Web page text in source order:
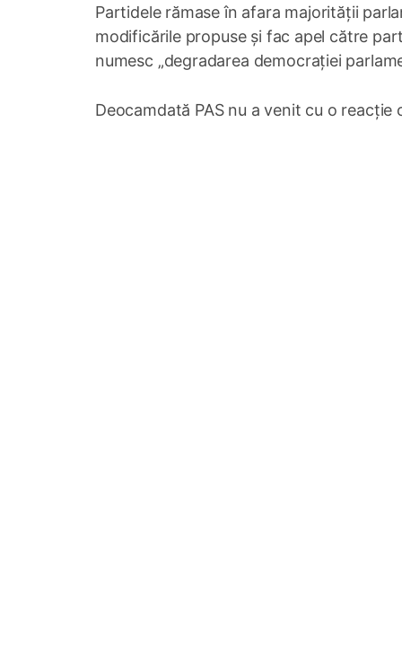
Partidele rămase în afara majorității
modificările propuse și fac apel către
numesc „degradarea democrației
Deocamdată PAS nu a venit cu o